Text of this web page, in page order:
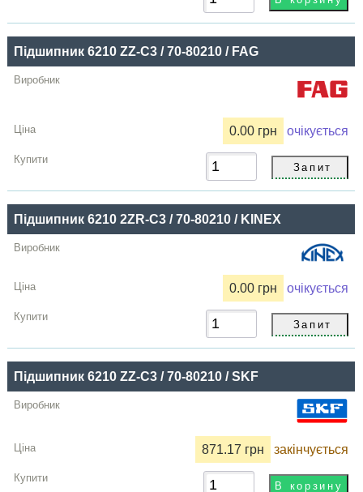
Підшипник 6210 ZZ-C3 / 70-80210 / FAG
0.00 грн очікується
Підшипник 6210 2ZR-C3 / 70-80210 / KINEX
0.00 грн очікується
Підшипник 6210 ZZ-C3 / 70-80210 / SKF
871.17 грн закінчується